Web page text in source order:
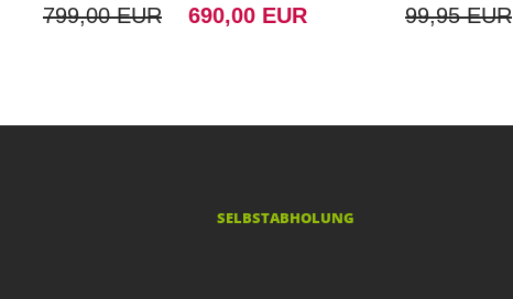
799,00 EUR 690,00 EUR 99,95 EUR
SELBSTABHOLUNG